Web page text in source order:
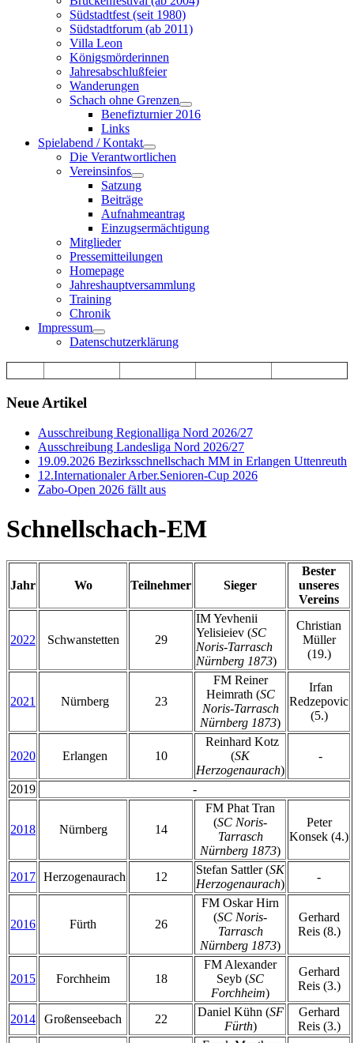
Südstadtfest (seit 1980)
Südstadtforum (ab 2011)
Villa Leon
Königsmörderinnen
Jahresabschlußfeier
Wanderungen
Schach ohne Grenzen
Benefizturnier 2016
Links
Spielabend / Kontakt
Die Verantwortlichen
Vereinsinfos
Satzung
Beiträge
Aufnahmeantrag
Einzugsermächtigung
Mitglieder
Pressemitteilungen
Homepage
Jahreshauptversammlung
Training
Chronik
Impressum
Datenschutzerklärung
Neue Artikel
Ausschreibung Regionalliga Nord 2026/27
Ausschreibung Landesliga Nord 2026/27
19.09.2026 Bezirksschnellschach MM in Erlangen Uttenreuth
12.Internationaler Arber.Senioren-Cup 2026
Zabo-Open 2026 fällt aus
Schnellschach-EM
Jahr Wo Teilnehmer Sieger
Bester
unseres
Vereins
2022 Schwanstetten 29
IM Yevhenii
Yelisieiev (SC
Noris-Tarrasch
Nürnberg 1873)
Christian
Müller
(19.)
2021 Nürnberg 23
FM Reiner
Heimrath (SC
Noris-Tarrasch
Nürnberg 1873)
Irfan
Redzepovic
(5.)
2020 Erlangen 10
Reinhard Kotz
(SK
Herzogenaurach)
-
2019 -
2018 Nürnberg 14
FM Phat Tran
(SC Noris-
Tarrasch
Nürnberg 1873)
Peter
Konsek (4.)
2017 Herzogenaurach 12
Stefan Sattler (SK
Herzogenaurach)
-
2016 Fürth 26
FM Oskar Hirn
(SC Noris-
Tarrasch
Nürnberg 1873)
Gerhard
Reis (8.)
2015 Forchheim 18
FM Alexander
Seyb (SC
Forchheim)
Gerhard
Reis (3.)
2014 Großenseebach 22
Daniel Kühn (SF
Fürth)
Gerhard
Reis (3.)